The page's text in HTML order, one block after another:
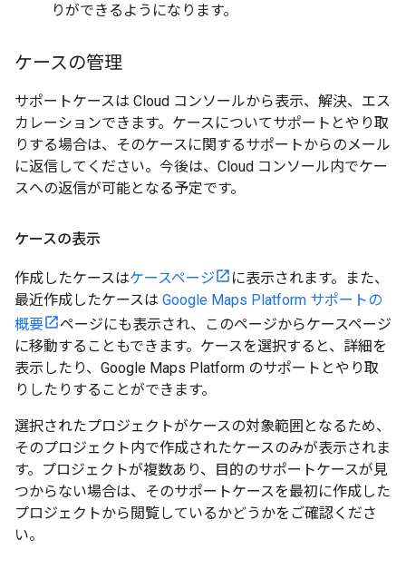
りができるようになります。
ケースの管理
サポートケースは Cloud コンソールから表示、解決、エス
カレーションできます。ケースについてサポートとやり取
りする場合は、そのケースに関するサポートからのメール
に返信してください。今後は、Cloud コンソール内でケー
スへの返信が可能となる予定です。
ケースの表示
作成したケースはケースページ
に表示されます。また、
最近作成したケースは Google Maps Platform サポートの
概要
ページにも表示され、このページからケースページ
に移動することもできます。ケースを選択すると、詳細を
表示したり、Google Maps Platform のサポートとやり取
りしたりすることができます。
選択されたプロジェクトがケースの対象範囲となるため、
そのプロジェクト内で作成されたケースのみが表示されま
す。プロジェクトが複数あり、目的のサポートケースが見
つからない場合は、そのサポートケースを最初に作成した
プロジェクトから閲覧しているかどうかをご確認くださ
い。